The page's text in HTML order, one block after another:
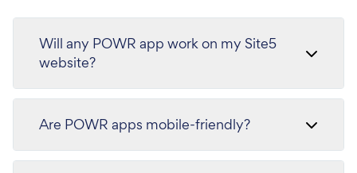
Will any POWR app work on my Site5
website?
Are POWR apps mobile-friendly?